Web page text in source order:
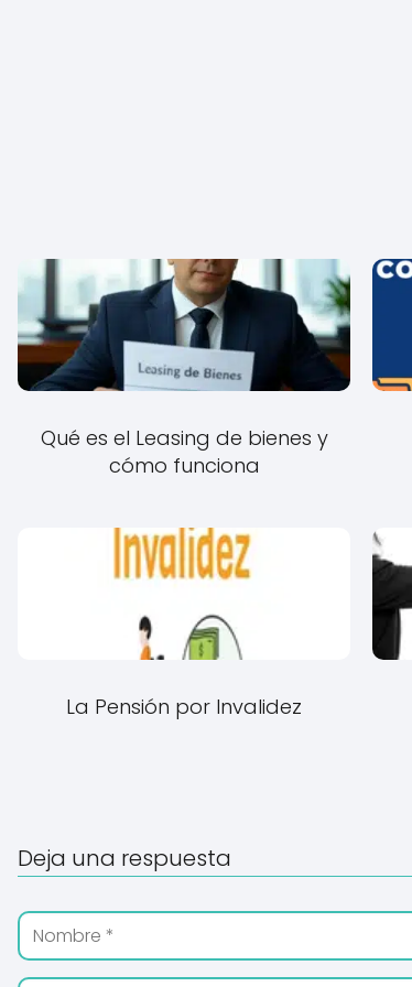
Qué es el Leasing de bienes y
cómo funciona
La Pensión por Invalidez
Deja una respuesta